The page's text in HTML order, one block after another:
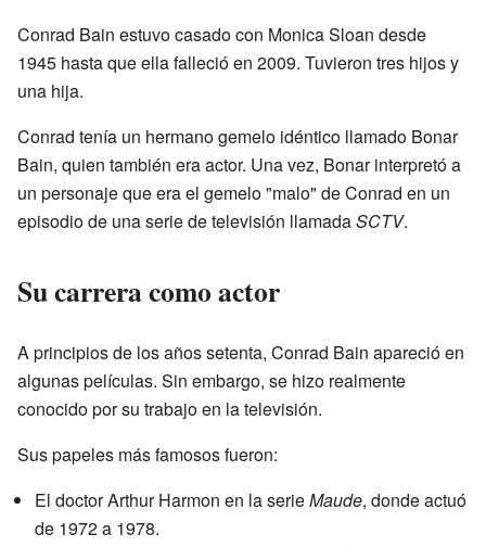
Conrad Bain estuvo casado con Monica Sloan desde
1945 hasta que ella falleció en 2009. Tuvieron tres hijos y
una hija.
Conrad tenía un hermano gemelo idéntico llamado Bonar
Bain, quien también era actor. Una vez, Bonar interpretó a
un personaje que era el gemelo "malo" de Conrad en un
episodio de una serie de televisión llamadaSCTV.
Su carrera como actor
A principios de los años setenta, Conrad Bain apareció en
algunas películas. Sin embargo, se hizo realmente
conocido por su trabajo en la televisión.
Sus papeles más famosos fueron:
El doctor Arthur Harmon en la serieMaude, donde actuó
de 1972 a 1978.